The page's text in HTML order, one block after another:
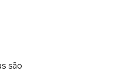
são